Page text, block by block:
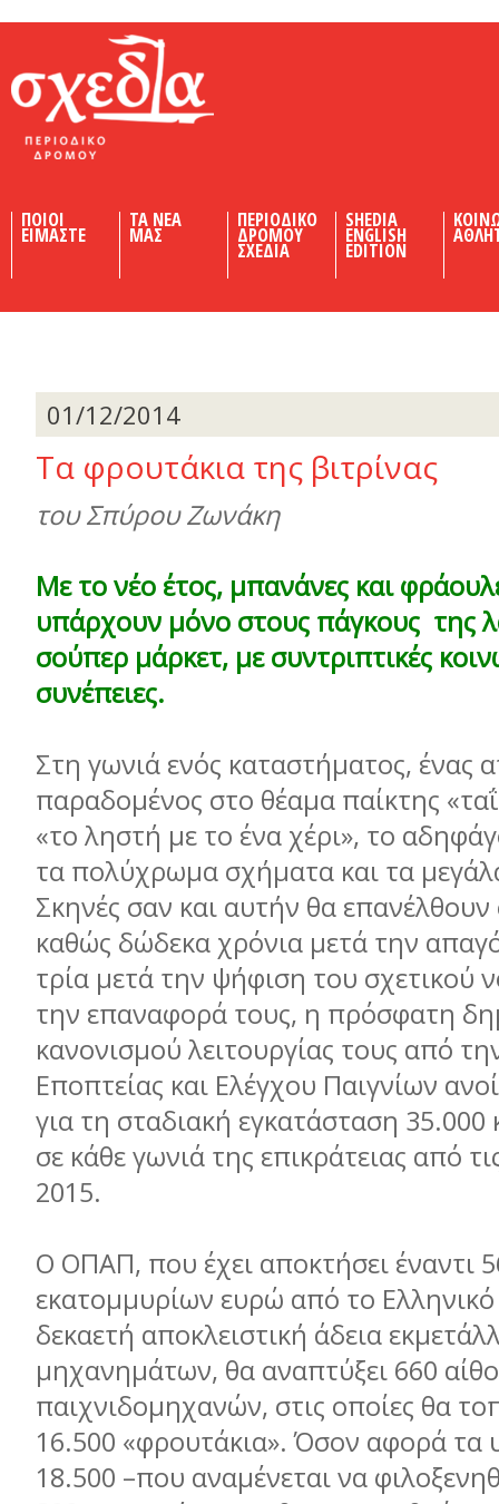
ΠΟΙΟΙ
ΕΙΜΑΣΤΕ
ΤΑ ΝΕΑ
ΜΑΣ
ΠΕΡΙΟΔΙΚΟ
ΔΡΟΜΟΥ
ΣΧΕΔΙΑ
SHEDIA
ENGLISH
EDITION
01/12/2014
Τα φρουτάκια της βιτρίνας
του Σπύρου Ζωνάκη
Με το νέο έτος, µπανάνες και
υπάρχουν µόνο στους πάγκους της
σούπερ µάρκετ, µε συντριπτικές
συνέπειες.
Στη γωνιά ενός καταστήµατος, ένας
παραδοµένος στο θέαµα παίκτης
«το ληστή µε το ένα χέρι», το
τα πολύχρωµα σχήµατα και τα
Σκηνές σαν και αυτήν θα
καθώς δώδεκα χρόνια µετά την
τρία µετά την ψήφιση του σχετικού
την επαναφορά τους, η πρόσφατη
κανονισµού λειτουργίας τους από
Εποπτείας και Ελέγχου Παιγνίων
για τη σταδιακή εγκατάσταση
σε κάθε γωνιά της επικράτειας από
2015.
Ο ΟΠΑΠ, που έχει αποκτήσει έναντι
εκατοµµυρίων ευρώ από το
δεκαετή αποκλειστική άδεια
µηχανηµάτων, θα αναπτύξει 660
παιχνιδοµηχανών, στις οποίες θα
16.500 «φρουτάκια». Όσον αφορά τα
18.500 –που αναµένεται να